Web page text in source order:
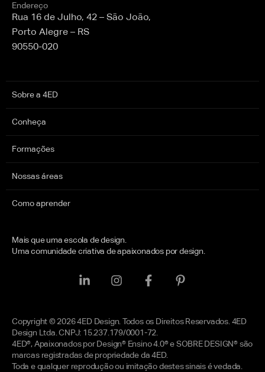
Endereço
Rua 16 de Julho, 42 – São João,
Porto Alegre – RS
90550-020
Sobre a 4ED
Conheça
Formações
Nossas áreas
Como aprender
Mais que uma escola de design.
Uma comunidade criativa de apaixonados por design.
Copyright © 2026 4ED Design. Todos os Direitos Reservados. 4ED
Design Ltda. CNPJ: 15.237.179/0001-72.
4ED®, Apaixonados por Design® Ensino 4.0® e SOBRE DESIGN® são
marcas registradas de propriedade da 4ED.
Toda e qualquer reprodução ou imitação destes sinais é vedada.